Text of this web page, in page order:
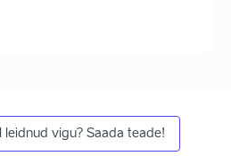
leidnud vigu? Saada teade!